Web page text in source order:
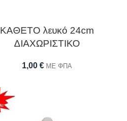
ΚΑΘΕΤΟ λευκό 24cm
ΔΙΑΧΩΡΙΣΤΙΚΟ
1,00 € ΜΕ ΦΠΑ